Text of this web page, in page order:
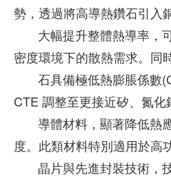
勢，透過將高導熱鑽石引入
大幅提升整體熱導率
密度環境下的散熱需求。同
石具備極低熱膨脹係數
CTE 調整至更接近矽、氮化
導體材料，顯著降低熱
度。此類材料特別適用於高
晶片與先進封裝技術，